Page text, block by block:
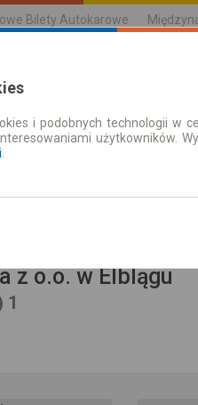
Bilety Autokarowe
Rozkład Jazdy | Bilety
Pokaż rozkład
z o.o. w Elblągu
1
i podobnych technologii w
użytkowników.